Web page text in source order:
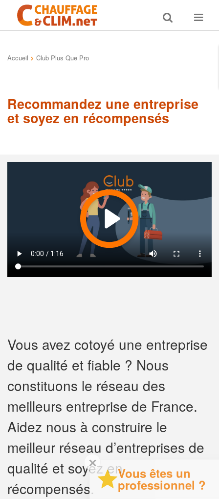
Toggle
search
Toggle
Accueil > Club Plus Que Pro
Recommandez une entreprise
et soyez en récompensés
Vous avez cotoyé une entreprise
de qualité et fiable ? Nous
constituons le réseau des
meilleurs entreprise de France.
Aidez nous à construire le
meilleur réseau d’entreprises de
qualité et soyez en
récompensés.
✕
Vous êtes un
professionnel ?